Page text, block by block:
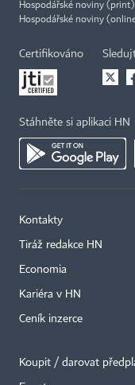
Hospodářské noviny
Hospodářské noviny
Certifikováno
Stáhněte si aplikaci HN
Kontakty
Tiráž redakce HN
Economia
Kariéra v HN
Ceník inzerce
Koupit / darovat